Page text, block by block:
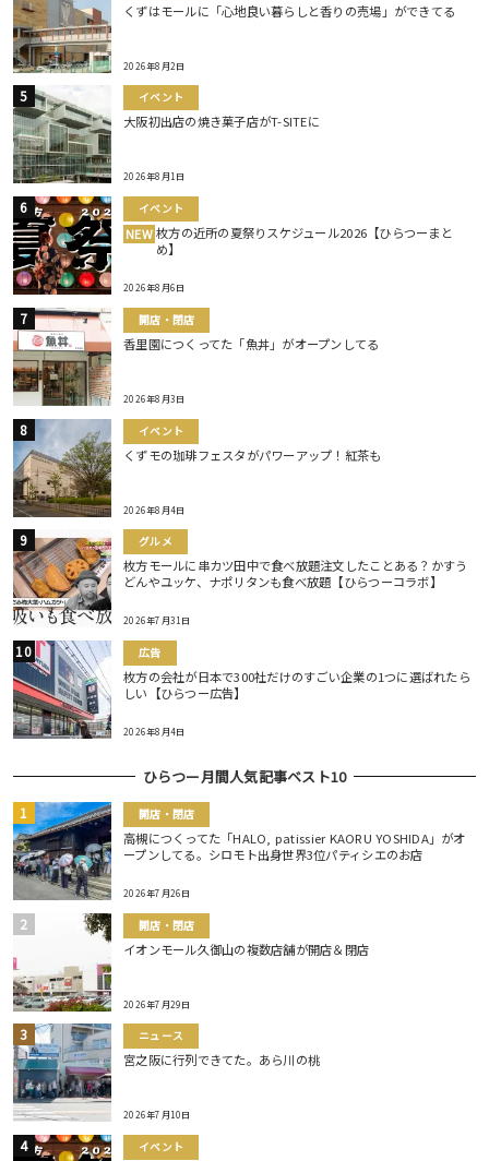
くずはモールに「心地良い暮らしと香りの売場」ができてる
2026年8月2日
イベント
大阪初出店の焼き菓子店がT-SITEに
2026年8月1日
イベント
NEW 枚方の近所の夏祭りスケジュール2026【ひらつーまと
め】
2026年8月6日
開店・閉店
香里園につくってた「魚丼」がオープンしてる
2026年8月3日
イベント
くずモの珈琲フェスタがパワーアップ！紅茶も
2026年8月4日
グルメ
枚方モールに串カツ田中で食べ放題注文したことある？かすう
どんやユッケ、ナポリタンも食べ放題【ひらつーコラボ】
2026年7月31日
広告
枚方の会社が日本で300社だけのすごい企業の1つに選ばれたら
しい【ひらつー広告】
2026年8月4日
ひらつー月間人気記事ベスト10
開店・閉店
高槻につくってた「HALO, patissier KAORU YOSHIDA」がオ
ープンしてる。シロモト出身世界3位パティシエのお店
2026年7月26日
開店・閉店
イオンモール久御山の複数店舗が開店＆閉店
2026年7月29日
ニュース
宮之阪に行列できてた。あら川の桃
2026年7月10日
イベント